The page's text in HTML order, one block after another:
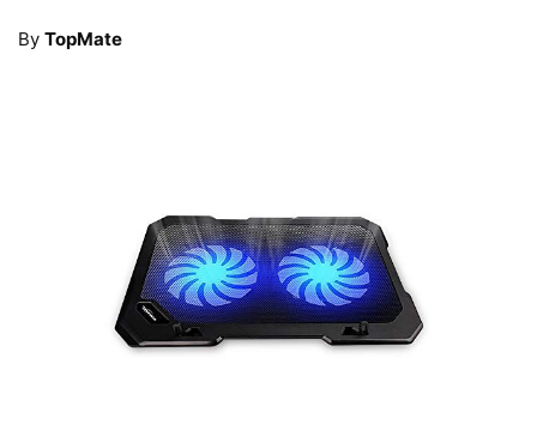
By TopMate